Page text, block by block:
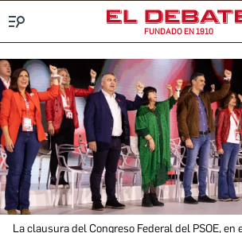
FUNDADO EN 1910
La clausura del Congreso Federal del PSOE, en